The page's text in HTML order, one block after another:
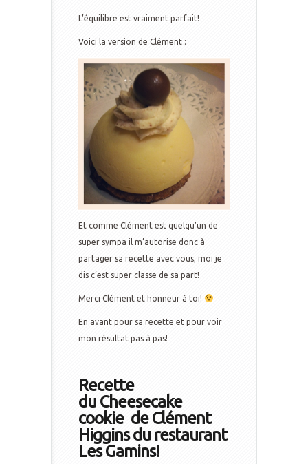
L’équilibre est vraiment parfait!
Voici la version de Clément :
Et comme Clément est quelqu’un de
super sympa il m’autorise donc à
partager sa recette avec vous, moi je
dis c’est super classe de sa part!
Merci Clément et honneur à toi!
En avant pour sa recette et pour voir
mon résultat pas à pas!
Recette
du Cheesecake
cookie de Clément
Higgins du restaurant
Les Gamins!